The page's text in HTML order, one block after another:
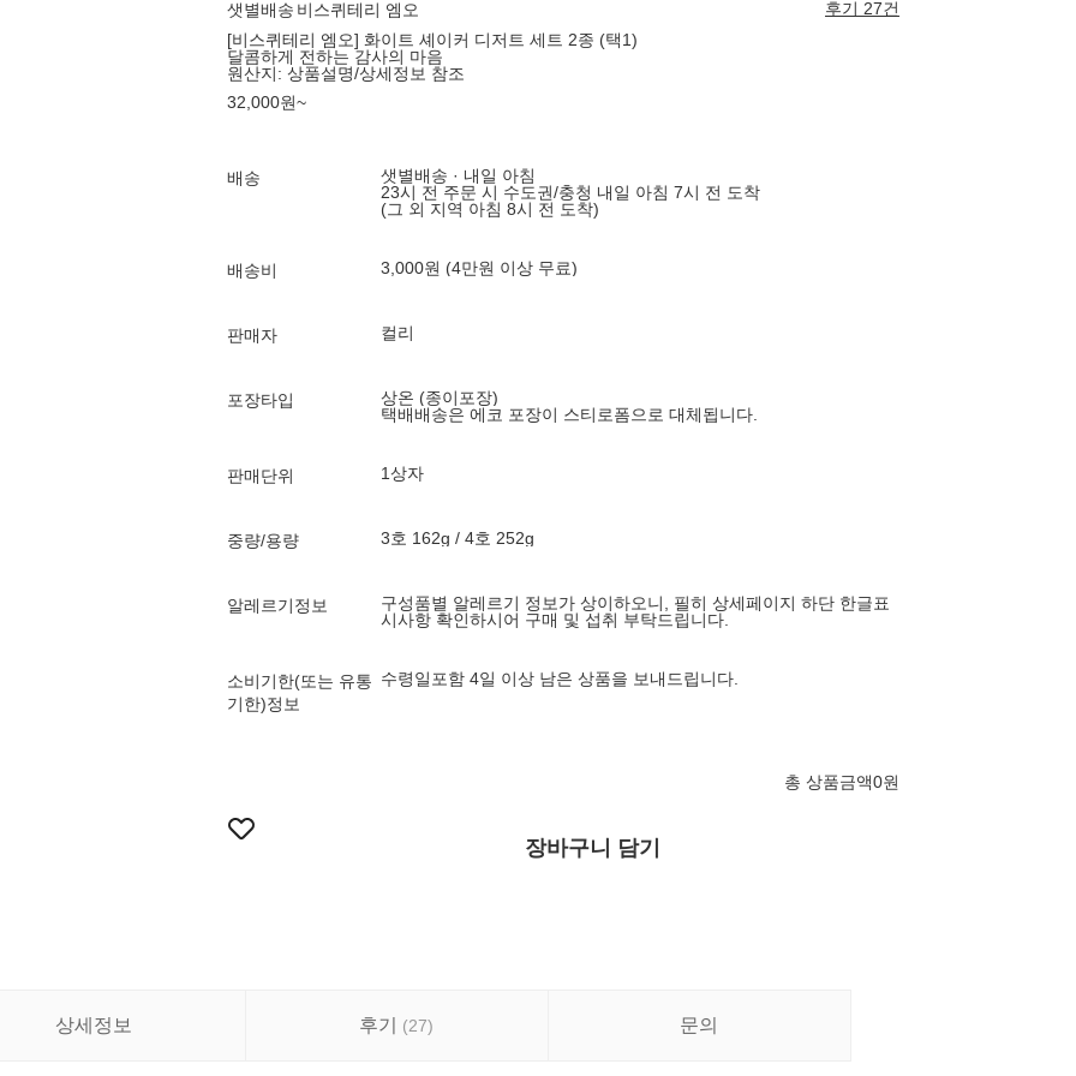
샛별배송 비스퀴테리 엠오
후기 27건
[비스퀴테리 엠오] 화이트 셰이커 디저트 세트 2종 (택1)
달콤하게 전하는 감사의 마음
원산지: 상품설명/상세정보 참조
32,000원~
배송
샛별배송 · 내일 아침
23시 전 주문 시 수도권/충청 내일 아침 7시 전 도착
(그 외 지역 아침 8시 전 도착)
배송비 3,000원 (4만원 이상 무료)
판매자 컬리
포장타입
상온 (종이포장)
택배배송은 에코 포장이 스티로폼으로 대체됩니다.
판매단위 1상자
중량/용량 3호 162g / 4호 252g
알레르기정보
구성품별 알레르기 정보가 상이하오니, 필히 상세페이지 하단 한글표
시사항 확인하시어 구매 및 섭취 부탁드립니다.
소비기한(또는 유통
기한)정보
수령일포함 4일 이상 남은 상품을 보내드립니다.
총 상품금액0원
장바구니 담기
상세정보 후기 (27) 문의